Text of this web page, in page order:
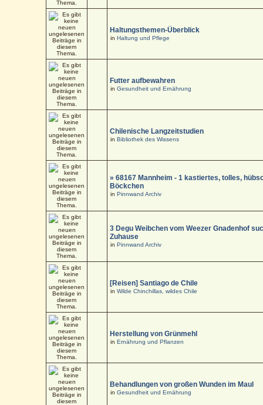
Haltungsthemen-Überblick
inHaltung und Pflege
Futter aufbewahren
inGesundheit und Ernährung
Chilenische Langzeitstudien
inBibliothek des Wissens
» 68167 Mannheim - 1 kastiertes, tolles,
Böckchen
inPinnwand Archiv
3 Degu Weibchen vom Weezer Gnadenhof
Zuhause
inPinnwand Archiv
[Reisen] Santiago de Chile
inWilde Chinchillas, wildes Chile
Herstellung von Grünmehl
inErnährung und Pflanzen
Behandlungen von großen Wunden im Maul
inGesundheit und Ernährung